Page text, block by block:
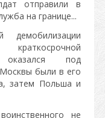
отправили в
на границе...
демобилизации
под
были в его
затем Польша и
не